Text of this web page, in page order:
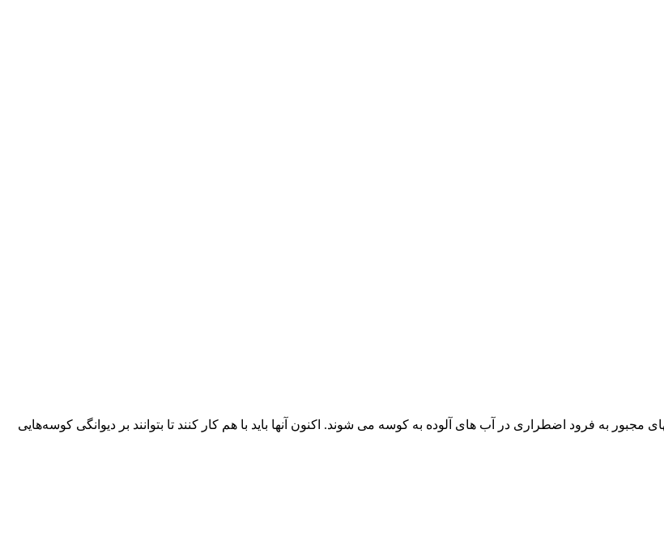
به فرود اضطراری در آب های آلوده به کوسه می شوند. اکنون آنها باید با هم کار کنند تا بتوانند بر دیوانگی کوسه‌هایی